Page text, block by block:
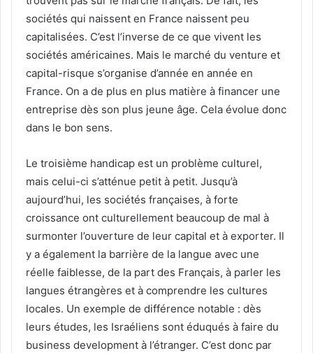
sociétés qui naissent en France naissent peu
capitalisées. C’est l’inverse de ce que vivent les
sociétés américaines. Mais le marché du venture et
capital-risque s’organise d’année en année en
France. On a de plus en plus matière à financer une
entreprise dès son plus jeune âge. Cela évolue donc
dans le bon sens.
Le troisième handicap est un problème culturel,
mais celui-ci s’atténue petit à petit. Jusqu’à
aujourd’hui, les sociétés françaises, à forte
croissance ont culturellement beaucoup de mal à
surmonter l’ouverture de leur capital et à exporter. Il
y a également la barrière de la langue avec une
réelle faiblesse, de la part des Français, à parler les
langues étrangères et à comprendre les cultures
locales. Un exemple de différence notable : dès
leurs études, les Israéliens sont éduqués à faire du
business development à l’étranger. C’est donc par